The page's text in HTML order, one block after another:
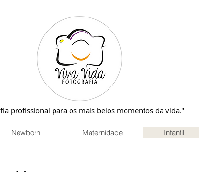
profissional para os mais belos momentos da vida."
Newborn Maternidade Infantil